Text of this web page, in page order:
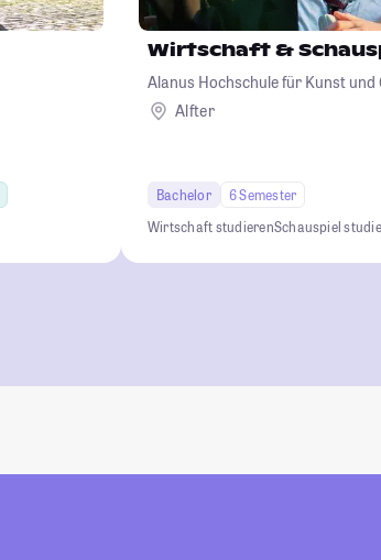
Wirtschaft &
Alanus Hochschule für Kunst und
Alfter
Bachelor
6 Semester
Wirtschaft studierenSchauspiel